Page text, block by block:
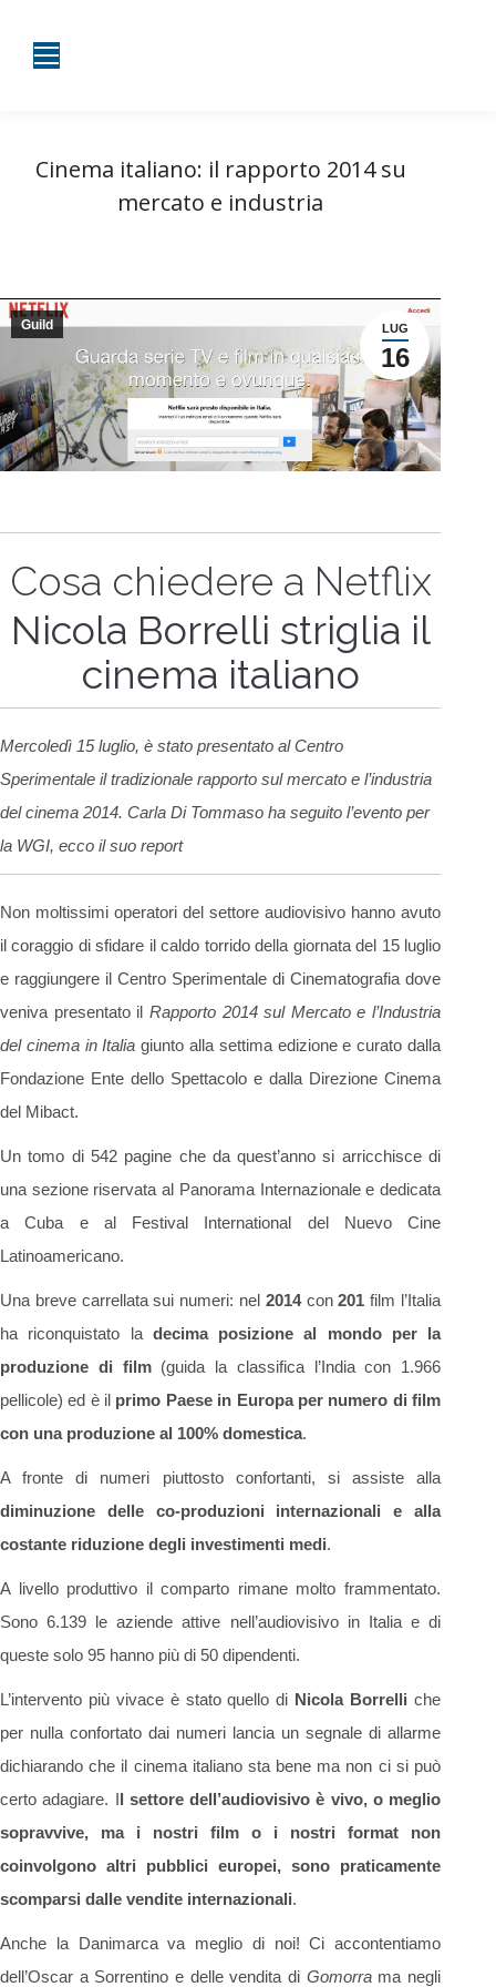
Cinema italiano: il rapporto 2014 su
mercato e industria
LUG
16
Guild
Cosa chiedere a Netflix
Nicola Borrelli striglia il
cinema italiano
Mercoledì 15 luglio, è stato presentato al Centro
Sperimentale il tradizionale rapporto sul mercato e l’industria
del cinema 2014. Carla Di Tommaso ha seguito l’evento per
la WGI, ecco il suo report
Non moltissimi operatori del settore audiovisivo hanno avuto
il coraggio di sfidare il caldo torrido della giornata del 15 luglio
e raggiungere il Centro Sperimentale di Cinematografia dove
veniva presentato il Rapporto 2014 sul Mercato e l’Industria
del cinema in Italia giunto alla settima edizione e curato dalla
Fondazione Ente dello Spettacolo e dalla Direzione Cinema
del Mibact.
Un tomo di 542 pagine che da quest’anno si arricchisce di
una sezione riservata al Panorama Internazionale e dedicata
a Cuba e al Festival International del Nuevo Cine
Latinoamericano.
Una breve carrellata sui numeri: nel 2014con201 film l’Italia
ha riconquistato la decima posizione al mondo per la
produzione di film(guida la classifica l’India con 1.966
pellicole) ed è il primo Paese in Europa per numero di film
con una produzione al 100% domestica.
A fronte di numeri piuttosto confortanti, si assiste alla
diminuzione delle co-produzioni internazionali e alla
costante riduzione degli investimenti medi.
A livello produttivo il comparto rimane molto frammentato.
Sono 6.139 le aziende attive nell’audiovisivo in Italia e di
queste solo 95 hanno più di 50 dipendenti.
L’intervento più vivace è stato quello di Nicola Borrelli che
per nulla confortato dai numeri lancia un segnale di allarme
dichiarando che il cinema italiano sta bene ma non ci si può
certo adagiare. Il settore dell’audiovisivo è vivo, o meglio
sopravvive, ma i nostri film o i nostri format non
coinvolgono altri pubblici europei, sono praticamente
scomparsi dalle vendite internazionali.
Anche la Danimarca va meglio di noi! Ci accontentiamo
dell’Oscar a Sorrentino e delle vendita di Gomorra ma negli